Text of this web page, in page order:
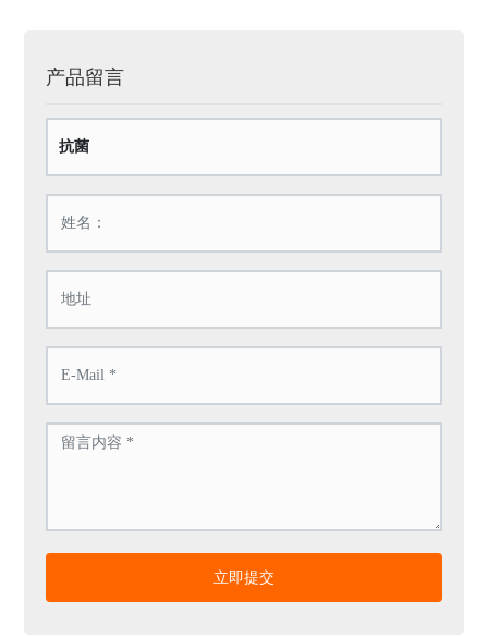
产品留言
抗菌
立即提交